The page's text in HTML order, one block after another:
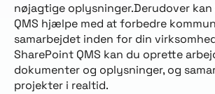
nøjagtige oplysninger.Derudover
QMS hjælpe med at forbedre
samarbejdet inden for din
SharePoint QMS kan du oprette
dokumenter og oplysninger, og
projekter i realtid.